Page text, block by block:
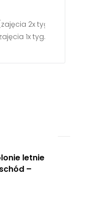
2x tyg.)
1x tyg.)
letnie
–